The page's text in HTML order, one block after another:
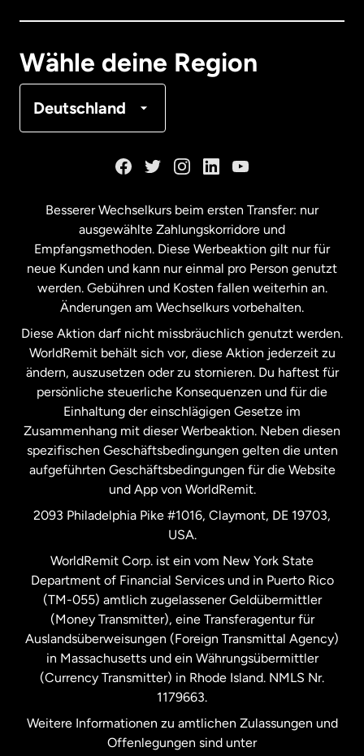
Wähle deine Region
Deutschland
Malaysia
Neuseeland
Niederlande
Schweden
Spanien
Vereinigte Staaten English
Vereinigte Staaten
Vereinigtes Königreich
Besserer Wechselkurs beim ersten Transfer: nur
ausgewählte Zahlungskorridore und
Empfangsmethoden. Diese Werbeaktion gilt nur für
neue Kunden und kann nur einmal pro Person genutzt
werden. Gebühren und Kosten fallen weiterhin an.
Änderungen am Wechselkurs vorbehalten.
Diese Aktion darf nicht missbräuchlich genutzt werden.
WorldRemit behält sich vor, diese Aktion jederzeit zu
ändern, auszusetzen oder zu stornieren. Du haftest für
persönliche steuerliche Konsequenzen und für die
Einhaltung der einschlägigen Gesetze im
Zusammenhang mit dieser Werbeaktion. Neben diesen
spezifischen Geschäftsbedingungen gelten die unten
aufgeführten Geschäftsbedingungen für die Website
und App von WorldRemit.
2093 Philadelphia Pike #1016, Claymont, DE 19703,
USA.
WorldRemit Corp. ist ein vom New York State
Department of Financial Services und in Puerto Rico
(TM-055) amtlich zugelassener Geldübermittler
(Money Transmitter), eine Transferagentur für
Auslandsüberweisungen (Foreign Transmittal Agency)
in Massachusetts und ein Währungsübermittler
(Currency Transmitter) in Rhode Island. NMLS Nr.
1179663.
Weitere Informationen zu amtlichen Zulassungen und
Offenlegungen sind unter